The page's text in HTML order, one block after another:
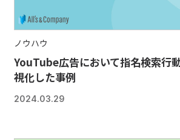
ノウハウ
YouTube広告において指名検索行
視化した事例
2024.03.29